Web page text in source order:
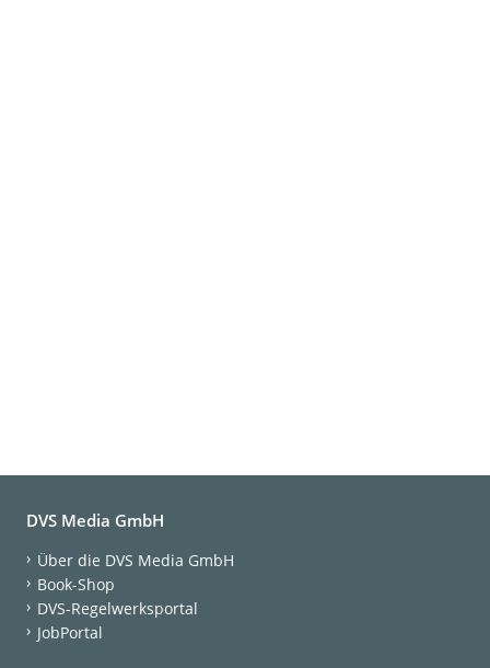
DVS Media GmbH
Über die DVS Media GmbH
Book-Shop
DVS-Regelwerksportal
JobPortal